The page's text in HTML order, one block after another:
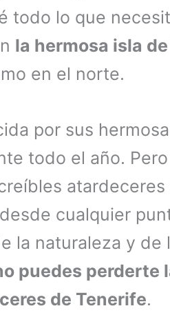
todo lo que
la hermosa isla
en el norte.
por sus
todo el año.
atardeceres
cualquier
la naturaleza y de
puedes perderte
de Tenerife.